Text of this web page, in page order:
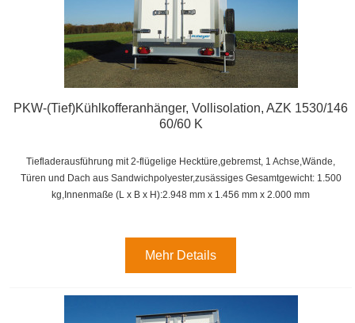
PKW-(Tief)Kühlkofferanhänger, Vollisolation, AZK 1530/146
60/60 K
Tiefladerausführung mit 2-flügelige Hecktüre,gebremst, 1 Achse,Wände,
Türen und Dach aus Sandwichpolyester,zusässiges Gesamtgewicht: 1.500
kg, Innenmaße (L x B x H):2.948 mm x 1.456 mm x 2.000 mm
Mehr Details